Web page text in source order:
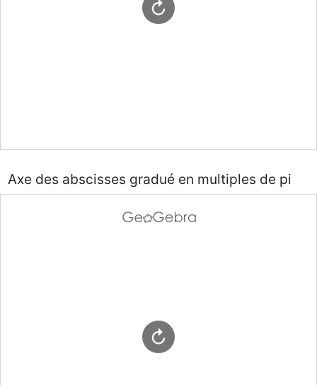
Axe des abscisses gradué en multiples de pi